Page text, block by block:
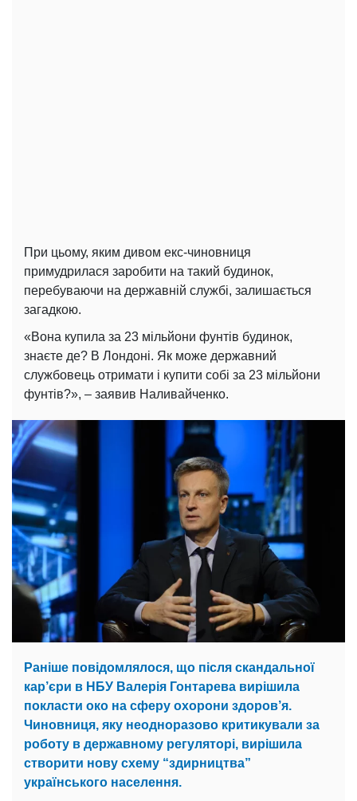
При цьому, яким дивом екс-чиновниця
примудрилася заробити на такий будинок,
перебуваючи на державній службі, залишається
загадкою.
«Вона купила за 23 мільйони фунтів будинок,
знаєте де? В Лондоні. Як може державний
службовець отримати і купити собі за 23 мільйони
фунтів?», – заявив Наливайченко.
Раніше повідомлялося, що після скандальної
кар’єри в НБУ Валерія Гонтарева вирішила
покласти око на сферу охорони здоров’я.
Чиновниця, яку неодноразово критикували за
роботу в державному регуляторі, вирішила
створити нову схему “здирництва”
українського населення.